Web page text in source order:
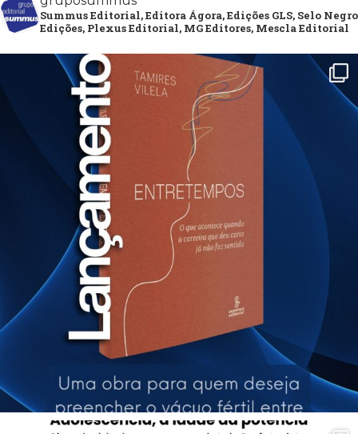
Summus Editorial, Editora Ágora, Edições GLS, Selo Negro
Edições, Plexus Editorial, MG Editores, Mescla Editorial